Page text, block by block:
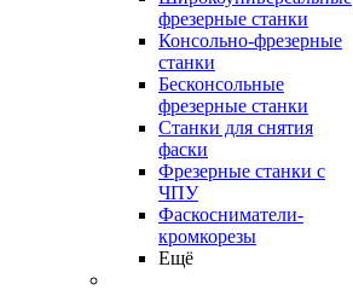
фрезерные станки
Консольно-фрезерные
станки
Бесконсольные
фрезерные станки
Станки для снятия
фаски
Фрезерные станки с
ЧПУ
Фаскосниматели-
кромкорезы
Ещё